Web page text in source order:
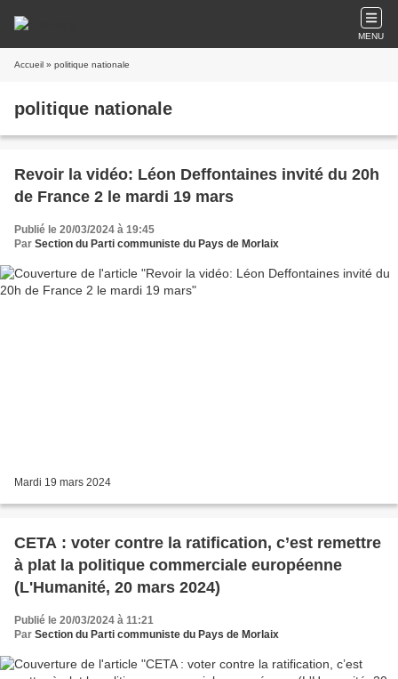
MENU
Accueil » politique nationale
politique nationale
Revoir la vidéo: Léon Deffontaines invité du 20h
de France 2 le mardi 19 mars
Publié le 20/03/2024 à 19:45
Par Section du Parti communiste du Pays de Morlaix
Mardi 19 mars 2024
CETA : voter contre la ratification, c’est remettre
à plat la politique commerciale européenne
(L'Humanité, 20 mars 2024)
Publié le 20/03/2024 à 11:21
Par Section du Parti communiste du Pays de Morlaix